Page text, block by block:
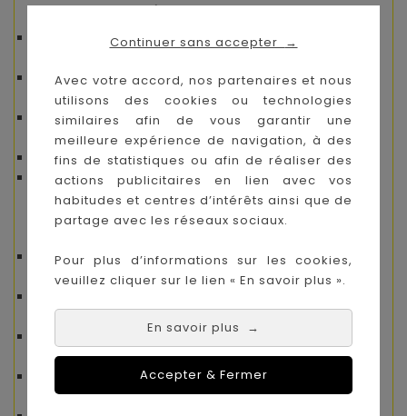
Continuer sans accepter →
Avec votre accord, nos partenaires et nous
utilisons des cookies ou technologies
similaires afin de vous garantir une
meilleure expérience de navigation, à des
fins de statistiques ou afin de réaliser des
actions publicitaires en lien avec vos
habitudes et centres d’intérêts ainsi que de
partage avec les réseaux sociaux.
Pour plus d’informations sur les cookies,
veuillez cliquer sur le lien « En savoir plus ».
En savoir plus →
Accepter & Fermer
Fonctionnalités de conduite
CommandesAvant / Arrière / Gauche / Droite
Démarrage sans clévia le bouton de
démarrage
Volume réglablepour la musique et les effets
sonores
Éclairage LED activable / désactivable
Vitesse adaptéepour un apprentissage en
toute sécurité
Sécurité et confort
Structure stable et robuste , idéale pour les
jeunes conducteurs
de 3 ans
Utilisation sous la surveillance directe d’un
adulte
Pneus solides et adhérentspour une conduite
sûre